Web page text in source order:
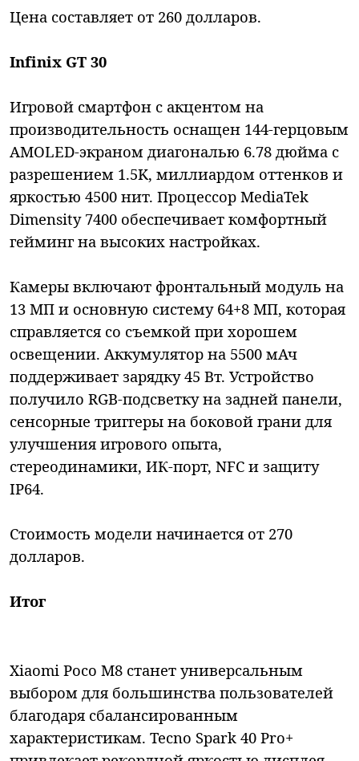
Цена составляет от 260 долларов.
Infinix GT 30
Игровой смартфон с акцентом на
производительность оснащен 144-герцовым
AMOLED-экраном диагональю 6.78 дюйма с
разрешением 1.5K, миллиардом оттенков и
яркостью 4500 нит. Процессор MediaTek
Dimensity 7400 обеспечивает комфортный
гейминг на высоких настройках.
Камеры включают фронтальный модуль на
13 МП и основную систему 64+8 МП, которая
справляется со съемкой при хорошем
освещении. Аккумулятор на 5500 мАч
поддерживает зарядку 45 Вт. Устройство
получило RGB-подсветку на задней панели,
сенсорные триггеры на боковой грани для
улучшения игрового опыта,
стереодинамики, ИК-порт, NFC и защиту
IP64.
Стоимость модели начинается от 270
долларов.
Итог
Xiaomi Poco M8 станет универсальным
выбором для большинства пользователей
благодаря сбалансированным
характеристикам. Tecno Spark 40 Pro+